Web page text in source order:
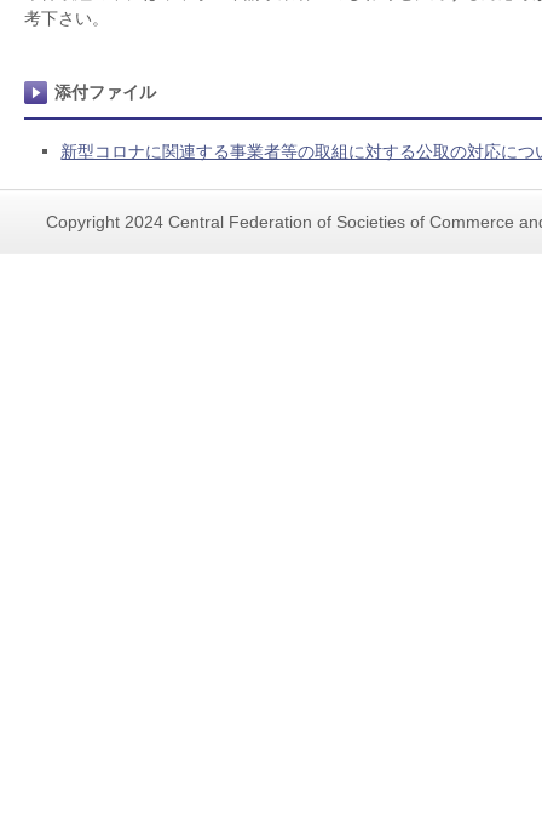
考下さい。
添付ファイル
新型コロナに関連する事業者等の取組に対する公取の対応につ
Copyright 2024 Central Federation of Societies of Commerce